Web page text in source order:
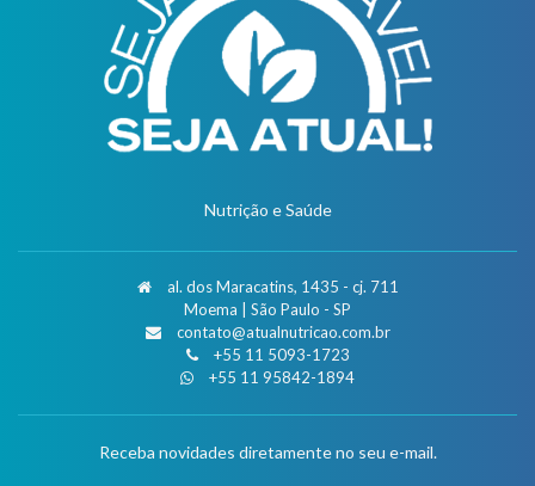
Nutrição e Saúde
al. dos Maracatins, 1435 - cj. 711
Moema | São Paulo - SP
contato@atualnutricao.com.br
+55 11 5093-1723
+55 11 95842-1894
Receba novidades diretamente no seu e-mail.